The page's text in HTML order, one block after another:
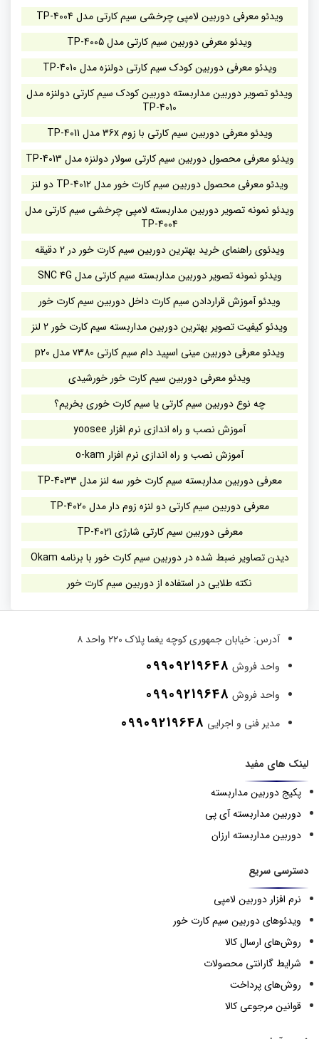
ویدئو معرفی دوربین لامپی چرخشی سیم کارتی مدل TP-4004
ویدئو معرفی دوربین سیم کارتی مدل TP-4005
ویدئو معرفی دوربین کودک سیم کارتی دولنزه مدل TP-4010
ویدئو تصویر دوربین مداربسته دوربین کودک سیم کارتی دولنزه مدل
TP-4010
ویدئو معرفی دوربین سیم کارتی با زوم 36x مدل TP-4011
ویدئو معرفی محصول دوربین سیم کارتی سولار دولنزه مدل TP-4013
ویدئو معرفی محصول دوربین سیم کارت خور مدل TP-4012 دو لنز
ویدئو نمونه تصویر دوربین مداربسته لامپی چرخشی سیم کارتی مدل
TP-4004
ویدئوی راهنمای خرید بهترین دوربین سیم کارت خور در 2 دقیقه
ویدئو نمونه تصویر دوربین مداربسته سیم کارتی مدل SNC 4G
ویدئو آموزش قراردادن سیم کارت داخل دوربین سیم کارت خور
ویدئو کیفیت تصویر بهترین دوربین مداربسته سیم کارت خور 2 لنز
ویدئو معرفی دوربین مینی اسپید دام سیم کارتی v380 مدل p20
ویدئو معرفی دوربین سیم کارت خور خورشیدی
چه نوع دوربین سیم کارتی یا سیم کارت خوری بخریم؟
آموزش نصب و راه اندازی نرم افزار yoosee
آموزش نصب و راه اندازی نرم افزار o-kam
معرفی دوربین مداربسته سیم کارت خور سه لنز مدل TP-4033
معرفی دوربین سیم کارتی دو لنزه زوم دار مدل TP-4020
معرفی دوربین سیم کارتی شارژی TP-4021
دیدن تصاویر ضبط شده در دوربین سیم کارت خور با برنامه Okam
نکته طلایی در استفاده از دوربین سیم کارت خور
آدرس: خیابان جمهوری کوچه یغما پلاک ۲۲۰ واحد ۸
واحد فروش 09909219648
واحد فروش 09909219648
مدیر فنی و اجرایی 09909219648
لینک های مفید
پکیج دوربین مداربسته
دوربین مداربسته آی پی
دوربین مداربسته ارزان
دسترسی سریع
نرم افزار دوربین لامپی
ویدئوهای دوربین سیم کارت خور
روش‌های ارسال کالا
شرایط گارانتی محصولات
روش‌های پرداخت
قوانین مرجوعی کالا